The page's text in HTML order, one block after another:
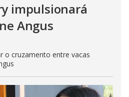
impulsionará
Angus
o cruzamento entre vacas